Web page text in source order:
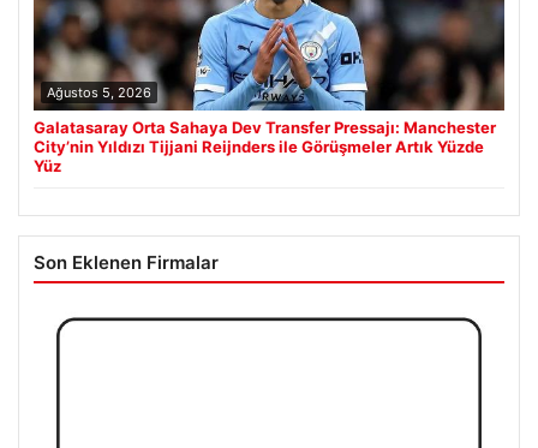
Ağustos 5, 2026
Galatasaray Orta Sahaya Dev Transfer Pressajı: Manchester
City’nin Yıldızı Tijjani Reijnders ile Görüşmeler Artık Yüzde
Yüz
Son Eklenen Firmalar